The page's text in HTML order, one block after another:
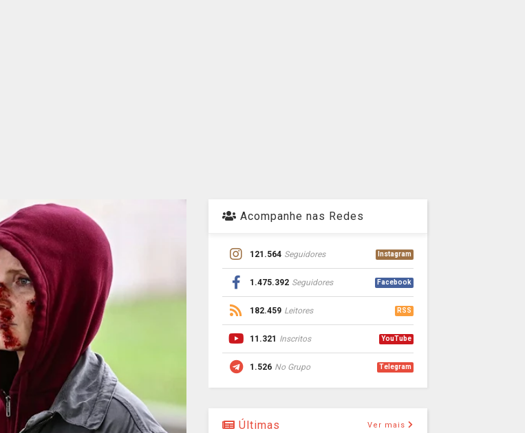
Acompanhe nas Redes
121.564 Seguidores Instagram
1.475.392 Seguidores Facebook
182.459 Leitores RSS
11.321 Inscritos YouTube
1.526 No Grupo Telegram
Últimas Ver mais